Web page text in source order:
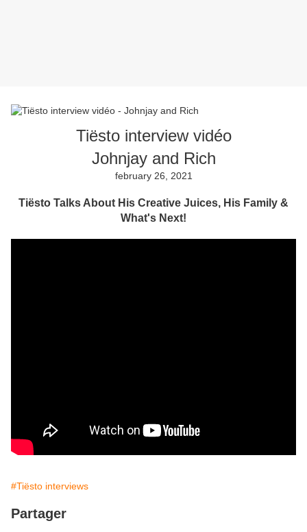
Tiësto interview vidéo
Johnjay and Rich
february 26, 2021
Tiësto Talks About His Creative Juices, His Family &
What's Next!
#Tiësto interviews
Partager